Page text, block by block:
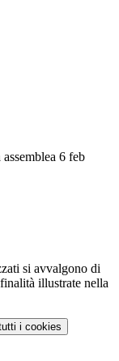
6 feb
si avvalgono di
illustrate nella
i cookies